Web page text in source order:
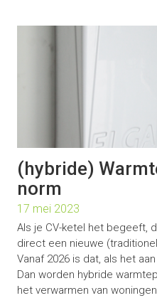
(hybride)
norm
17 mei 2023
Als je CV-ketel het begeeft,
direct een nieuwe
Vanaf 2026 is dat, als het
Dan worden hybride
het verwarmen van